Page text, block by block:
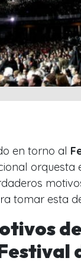
en torno al
orquesta
tomar esta